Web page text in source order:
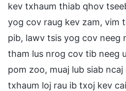
kev txhaum thiab qhov
yog cov raug kev zam, vim
pib, lawv tsis yog cov neeg
tham lus nrog cov tib neeg
pom zoo, muaj lub siab
txhaum loj rau ib txoj kev